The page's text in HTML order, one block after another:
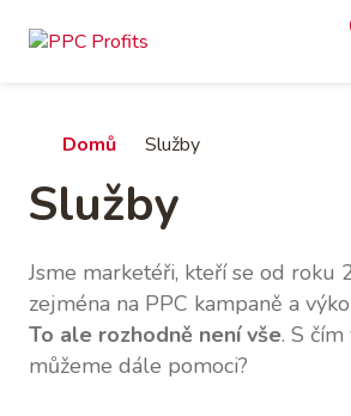
Drobečková
navigace
Domů Služby
Služby
Jsme marketéři, kteří se od roku
zejména na PPC kampaně a
To ale rozhodně není vše. S
můžeme dále pomoci?